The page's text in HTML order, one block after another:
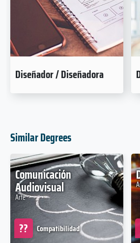
Diseñador / Diseñadora
Similar Degrees
Comunicación
Audiovisual
Arte
Compatibilidad
??